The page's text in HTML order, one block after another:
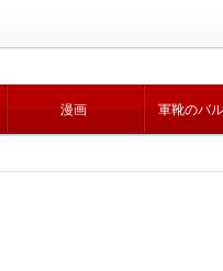
漫画 軍靴のバ